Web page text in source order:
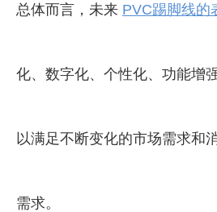
总体而言，未来 PVC踢脚线的
化、数字化、个性化、功能增
以满足不断变化的市场需求和
需求。